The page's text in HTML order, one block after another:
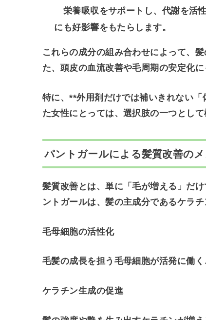
栄養吸収をサポートし、代謝を活
にも好影響をもたらします。
これらの成分の組み合わせによって、 髪
た、頭皮の血流改善や毛周期の安定化
特に、**外用剤だけでは補いきれない
た女性にとっては、選択肢の一つとして
パントガールによる髪質改善の
髪質改善とは、単に「毛が増える」だ
ントガールは、髪の主成分であるケラ
毛母細胞の活性化
毛髪の成長を担う毛母細胞が活発に働
ケラチン生成の促進